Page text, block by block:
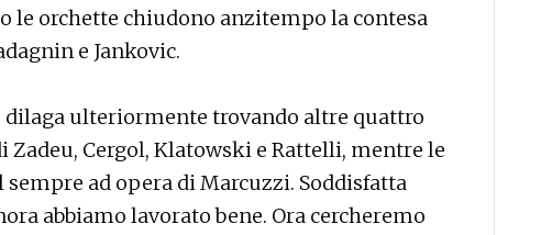
le orchette chiudono anzitempo la contesa
e Jankovic.
ulteriormente trovando altre quattro
Cergol, Klatowski e Rattelli, mentre le
ad opera di Marcuzzi. Soddisfatta
abbiamo lavorato bene. Ora cercheremo